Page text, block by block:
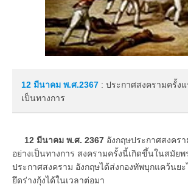
12 มีนาคม พ.ศ.2367 : ประกาศสงครามครั้ง
เป็นทางการ
12 มีนาคม พ.ศ. 2367 อังกฤษประกาศสงคร
อย่างเป็นทางการ สงครามครั้งนี้เกิดขึ้นในสมัย
ประกาศสงคราม อังกฤษได้ส่งกองทัพบุกแคว้นย
ยึดร่างกุ้งได้ในเวลาต่อมา